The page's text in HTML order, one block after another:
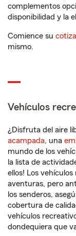
complementos
disponibilidad y la
Comience su
mismo.
Vehículos
¿Disfruta del aire
acampada, una
mundo de los
la lista de
ellos! Los
aventuras, pero
los senderos,
cobertura de
vehículos
dondequiera que